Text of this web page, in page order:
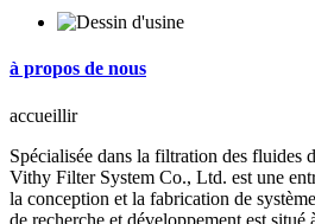
à propos de nous
accueillir
Spécialisée dans la filtration des fluides
Vithy Filter System Co., Ltd. est une
la conception et la fabrication de
de recherche et développement est situé